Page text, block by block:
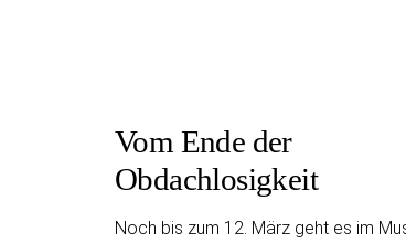
Vom Ende der
Obdachlosigkeit
Noch bis zum 12. März geht es im